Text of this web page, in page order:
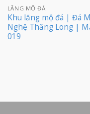
LĂNG MỘ ĐÁ
Khu lăng mộ đá | Đá
Nghệ Thăng Long |
019